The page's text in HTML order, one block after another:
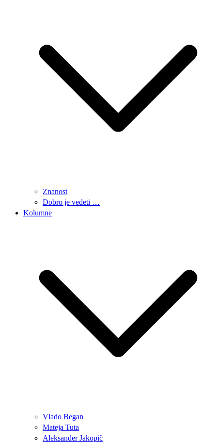
Znanost
Dobro je vedeti …
Kolumne
Vlado Began
Mateja Tuta
Aleksander Jakopič